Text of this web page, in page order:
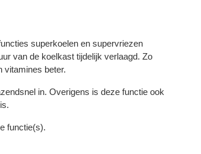
superkoelen en supervriezen
van de koelkast tijdelijk verlaagd. Zo
vitamines beter.
in. Overigens is deze functie ook
functie(s).